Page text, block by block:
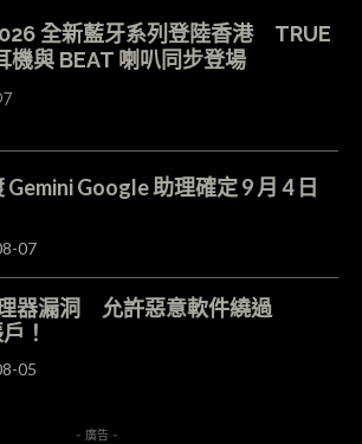
全新藍牙系列登陸香港 TRUE
機與 BEAT 喇叭同步登場
Google 助理確定 9 月 4 日
07
器漏洞 允許惡意軟件繞過
！
05
- 廣告 -